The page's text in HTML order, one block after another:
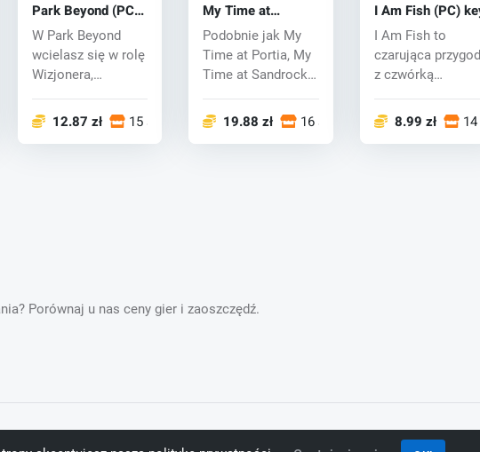
Park Beyond (PC)
key
W Park Beyond
wcielasz się w rolę
Wizjonera,
połączenia
12.87 zł 15 sklepy
My Time at
Sandrock (PC) CD
key
Podobnie jak My
Time at Portia, My
Time at Sandrock
zdrowym...
19.88 zł 16 sklepy
I Am Fish (PC)
I Am Fish to
czarująca
z czwórką
rybich przyjaciół...
8.99 zł 14
Porównaj u nas ceny gier i zaoszczędź.
Warunki